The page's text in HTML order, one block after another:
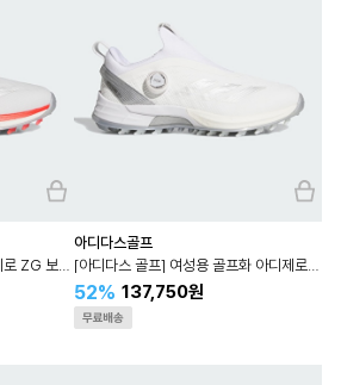
아디다스골프
52% 137,750원